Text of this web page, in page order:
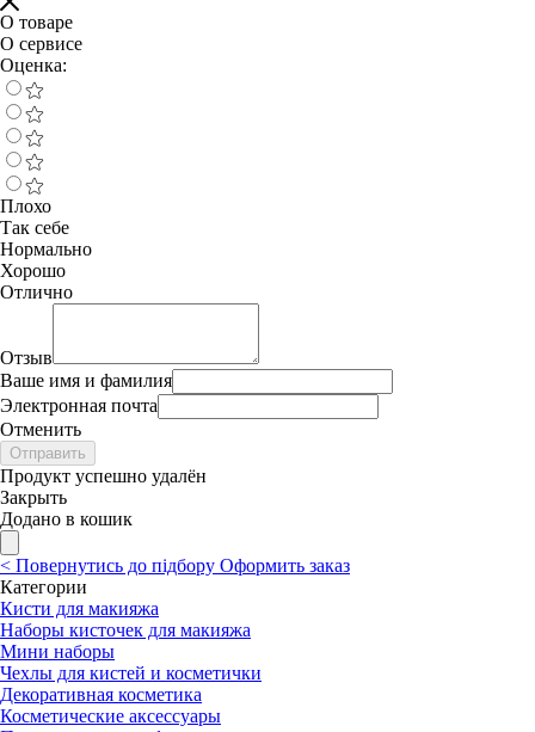
О товаре
О сервисе
Оценка:
Плохо
Так себе
Нормально
Хорошо
Отлично
Отзыв
Ваше имя и фамилия
Электронная почта
Отменить
Отправить
Продукт успешно удалён
Закрыть
Додано в кошик
< Повернутись до підбору Оформить заказ
Категории
Кисти для макияжа
Наборы кисточек для макияжа
Мини наборы
Чехлы для кистей и косметички
Декоративная косметика
Косметические аксессуары